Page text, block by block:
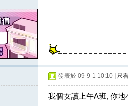
發表於 09-9-1 10:10 只
我個女讀上午A班, 你地